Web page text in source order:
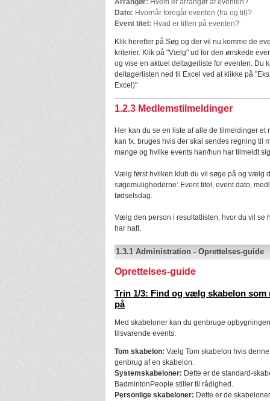
Arrangør: Hvem er arrangør af eventen?
Dato: Hvornår foregår eventen (fra og til)?
Event titel: Hvad er titlen på eventen?
Klik herefter på Søg og der vil nu komme de
kriterier. Klik på "Vælg" ud for den ønskede
og vise en aktuel deltagerliste for eventen. Du
deltagerlisten ned til Excel ved at klikke på
Excel)"
1.2.3 Medlemstilmeldinger
Her kan du se en liste af alle de tilmeldinger et
kan fx. bruges hvis der skal sendes regning til
mange og hvilke events han/hun har tilmeldt
Vælg først hvilken klub du vil søge på og vælg
søgemulighederne: Event titel, event dato,
fødselsdag.
Vælg den person i resultatlisten, hvor du vil se
har haft.
1.3.1 Administration - Oprettelses-guide
Oprettelses-guide
Trin 1/3: Find og vælg skabelon som
på
Med skabeloner kan du genbruge
tilsvarende events.
Tom skabelon: Vælg Tom skabelon hvis
genbrug af en skabelon.
Systemskabeloner: Dette er de standard-
BadmintonPeople stiller til rådighed.
Personlige skabeloner: Dette er de